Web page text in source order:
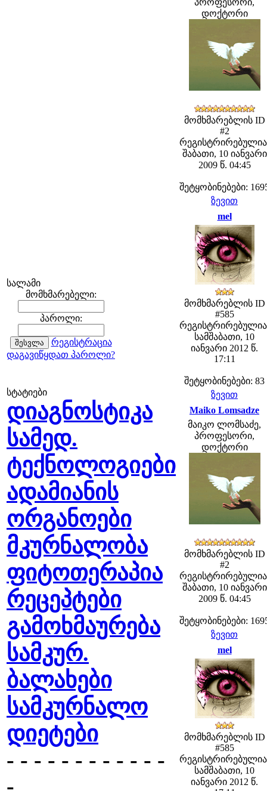
სალამი
მომხმარებელი:
პაროლი:
რეგისტრაცია
დაგავიწყდათ პაროლი?
სტატიები
დიაგნოსტიკა
სამედ.
ტექნოლოგიები
ადამიანის
ორგანოები
მკურნალობა
ფიტოთერაპია
რეცეპტები
გამოხმაურება
სამკურ.
ბალახები
სამკურნალო
დიეტები
- - - - - - - - - - - -
პროფესორი,
დოქტორი
მომხმარებლის ID
#2
შაბათი, 10 იანვარი
2009 წ. 04:45
შეტყობინებები:
ზევით
mel
მომხმარებლის ID
#585
სამშაბათი, 10
იანვარი 2012 წ.
17:11
შეტყობინებები: 83
ზევით
Maiko Lomsadze
მაიკო ლომსაძე,
პროფესორი,
დოქტორი
მომხმარებლის ID
#2
შაბათი, 10 იანვარი
2009 წ. 04:45
შეტყობინებები:
ზევით
mel
მომხმარებლის ID
#585
სამშაბათი, 10
იანვარი 2012 წ.